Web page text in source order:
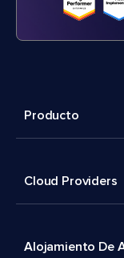
Producto
Cloud Providers
Alojamiento De